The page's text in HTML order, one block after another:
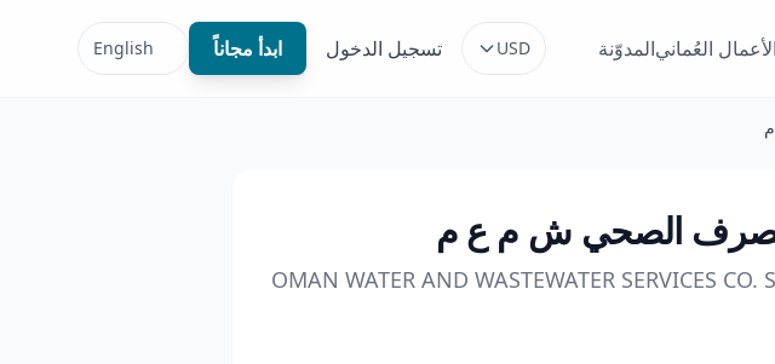
العُمانيالمدوّنة USD تسجيل الدخول ابدأ مجاناً English
الصرف الصحي ش م ع م
OMAN WATER AND WASTEWATER SERVICES CO.